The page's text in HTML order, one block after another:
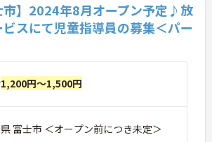
市】2024年8月オープン予定♪放
スにて児童指導員の募集＜パー
1,200円～1,500円
富士市 ＜オープン前につき未定＞